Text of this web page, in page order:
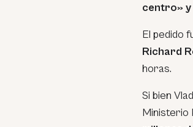
centro» y
El pedido
Richard
horas.
Si bien
Ministerio